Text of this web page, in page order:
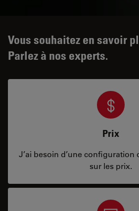
Vous souhaitez en savoir
Parlez à nos experts.
Prix
J’ai besoin d’une configuration
sur les prix.